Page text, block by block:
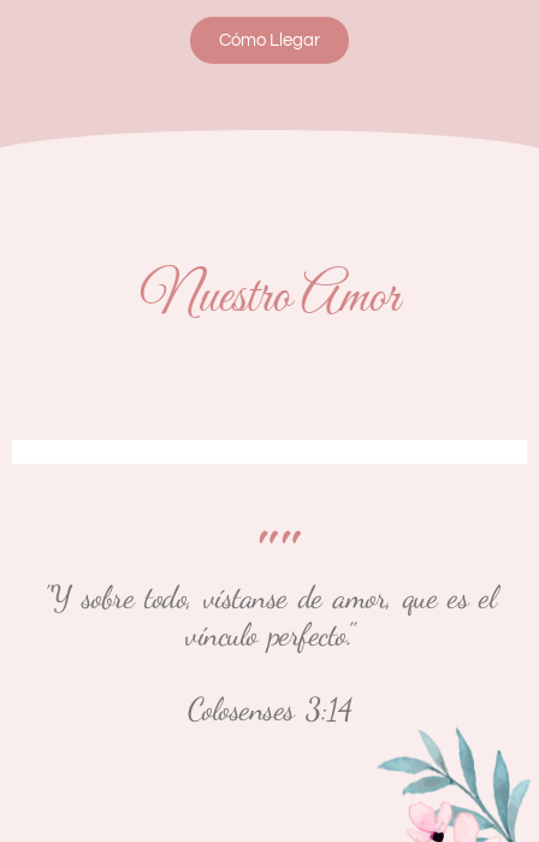
Cómo Llegar
Nuestro Amor
""
"Y sobre todo, vístanse de amor, que es el
vínculo perfecto."
Colosenses 3:14